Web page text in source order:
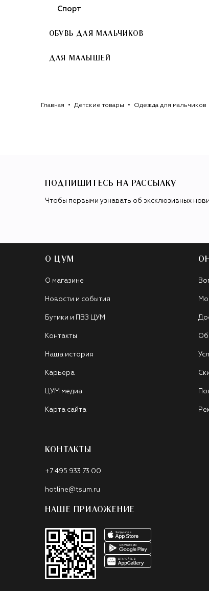
Спорт
ОБУВЬ ДЛЯ МАЛЬЧИКОВ
ДЛЯ МАЛЫШЕЙ
Главная Детские товары Одежда для мальчиков
ПОДПИШИТЕСЬ НА РАССЫЛКУ
Чтобы первыми узнавать об эксклюзивных
О ЦУМ
О магазине
Новости и события
Бутики и ПВЗ ЦУМ
Контакты
Наша история
Карьера
ЦУМ медиа
Карта сайта
КОНТАКТЫ
+7 495 933 73 00
hotline@tsum.ru
НАШЕ ПРИЛОЖЕНИЕ